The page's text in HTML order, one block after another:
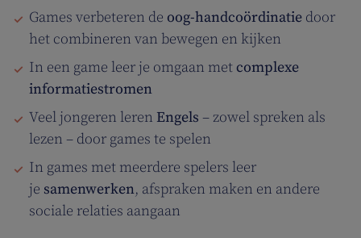
Games verbeteren de oog-handcoördinatie door
het combineren van bewegen en kijken
In een game leer je omgaan metcomplexe
informatiestromen
Veel jongeren leren Engels – zowel spreken als
lezen – door games te spelen
In games met meerdere spelers leer
je samenwerken, afspraken maken en andere
sociale relaties aangaan